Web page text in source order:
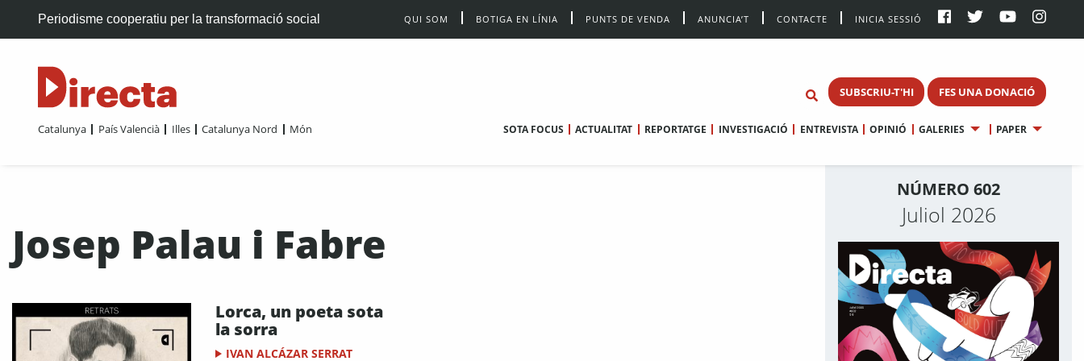
Periodisme cooperatiu per la transformació social QUI SOM BOTIGA EN LÍNIA PUNTS DE VENDA ANUNCIA’T CONTACTE INICIA SESSIÓ
SUBSCRIU-T'HI FES UNA DONACIÓ
Catalunya País Valencià Illes Catalunya Nord Món SOTA FOCUS ACTUALITAT REPORTATGE INVESTIGACIÓ ENTREVISTA OPINIÓ GALERIES PAPER
Josep Palau i Fabre
​Lorca, un poeta sota
la sorra
IVAN ALCÁZAR SERRAT
NÚMERO 602
Juliol 2026